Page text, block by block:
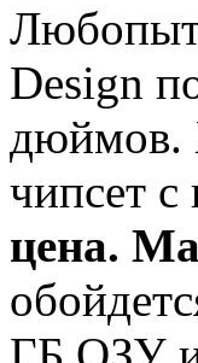
Design
дюймов.
чипсет
цена.